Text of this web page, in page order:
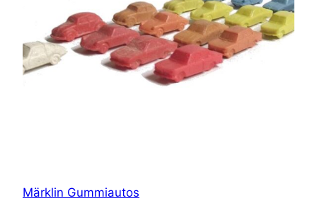
Märklin Gummiautos